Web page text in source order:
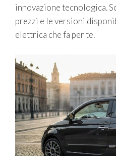
innovazione tecnologica.
prezzi e le versioni
elettrica che fa per te.